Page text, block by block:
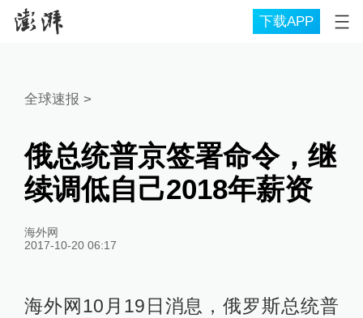
下载APP
全球速报 >
俄总统普京签署命令，继
续调低自己2018年薪资
海外网
2017-10-20 06:17
海外网10月19日消息，俄罗斯总统普